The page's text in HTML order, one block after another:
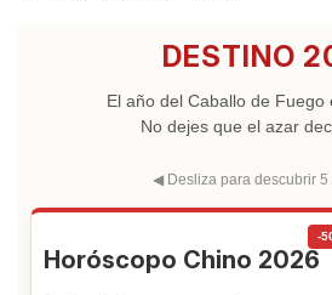
DESTINO
El año del Caballo de Fuego
No dejes que el azar
◀ Desliza para descubrir 5
-
Horóscopo Chino 2026